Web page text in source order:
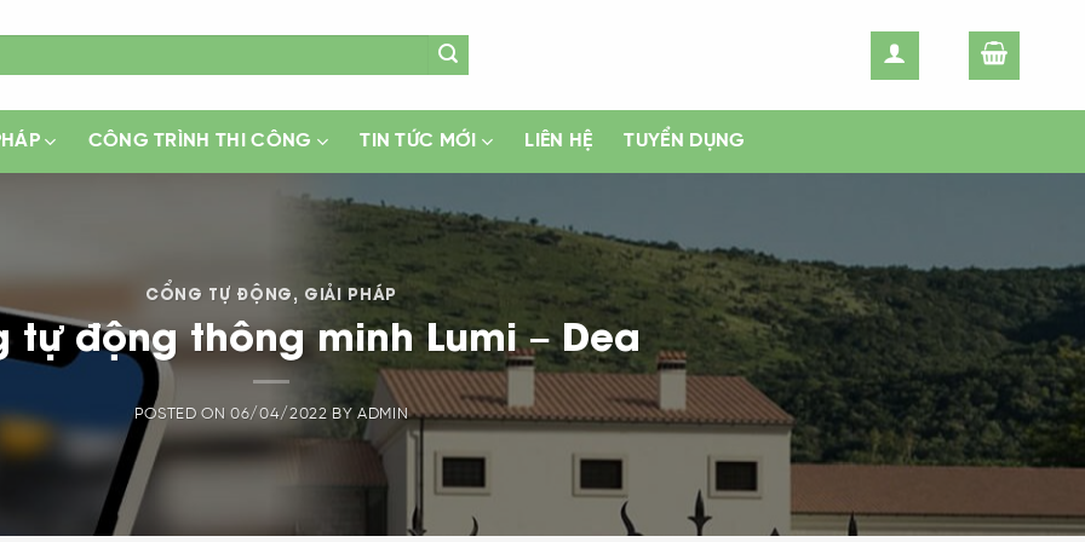
CÔNG TRÌNH THI CÔNG TIN TỨC MỚI LIÊN HỆ TUYỂN DỤNG
CỔNG TỰ ĐỘNG, GIẢI PHÁP
tự động thông minh Lumi – Dea
POSTED ON06/04/2022 BYADMIN